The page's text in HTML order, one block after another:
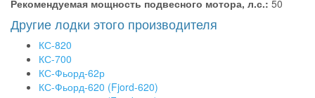
Рекомендуемая мощность подвесного мотора, л.с.: 50
Другие лодки этого производителя
КС-820
КС-700
КС-Фьорд-62р
КС-Фьорд-620 (Fjord-620)